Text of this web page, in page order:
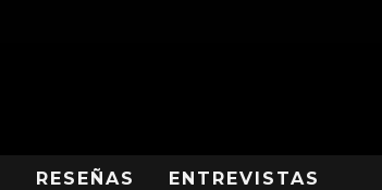
RESEÑAS ENTREVISTAS